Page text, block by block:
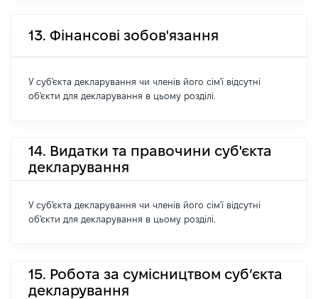
13. Фінансові зобов'язання
У суб'єкта декларування чи членів його сім'ї відсутні
об'єкти для декларування в цьому розділі.
14. Видатки та правочини суб'єкта
декларування
У суб'єкта декларування чи членів його сім'ї відсутні
об'єкти для декларування в цьому розділі.
15. Робота за сумісництвом суб’єкта
декларування